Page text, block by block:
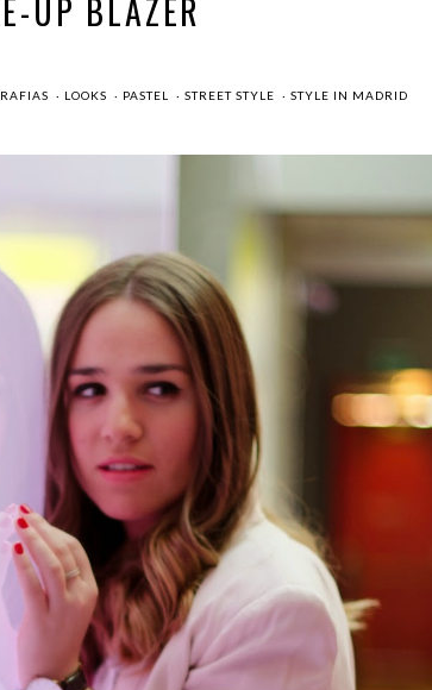
UP BLAZER
· LOOKS · PASTEL ·STREET STYLE ·STYLE IN MADRID